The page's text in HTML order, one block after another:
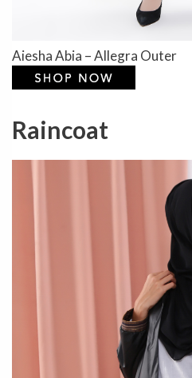
Aiesha Abia – Allegra Outer
Raincoat